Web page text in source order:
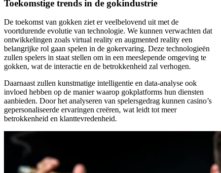
Toekomstige trends in de gokindustrie
De toekomst van gokken ziet er veelbelovend uit met de
voortdurende evolutie van technologie. We kunnen verwachten dat
ontwikkelingen zoals virtual reality en augmented reality een
belangrijke rol gaan spelen in de gokervaring. Deze technologieën
zullen spelers in staat stellen om in een meeslepende omgeving te
gokken, wat de interactie en de betrokkenheid zal verhogen.
Daarnaast zullen kunstmatige intelligentie en data-analyse ook
invloed hebben op de manier waarop gokplatforms hun diensten
aanbieden. Door het analyseren van spelersgedrag kunnen casino’s
gepersonaliseerde ervaringen creëren, wat leidt tot meer
betrokkenheid en klanttevredenheid.